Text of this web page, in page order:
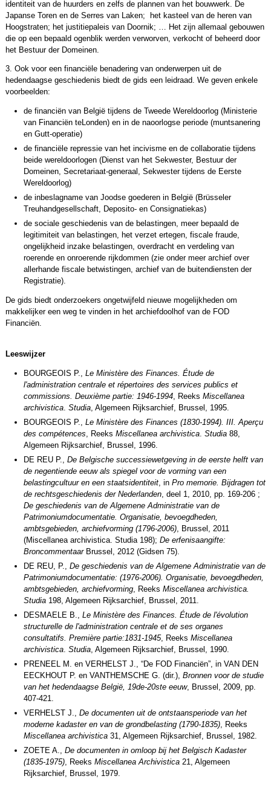
identiteit van de huurders en zelfs de plannen van het bouwwerk. De
Japanse Toren en de Serres van Laken; het kasteel van de heren van
Hoogstraten; het justitiepaleis van Doornik; … Het zijn allemaal gebouwen
die op een bepaald ogenblik werden verworven, verkocht of beheerd door
het Bestuur der Domeinen.
3. Ook voor een financiële benadering van onderwerpen uit de
hedendaagse geschiedenis biedt de gids een leidraad. We geven enkele
voorbeelden:
de financiën van België tijdens de Tweede Wereldoorlog (Ministerie
van Financiën teLonden) en in de naoorlogse periode (muntsanering
en Gutt-operatie)
de financiële repressie van het incivisme en de collaboratie tijdens
beide wereldoorlogen (Dienst van het Sekwester, Bestuur der
Domeinen, Secretariaat-generaal, Sekwester tijdens de Eerste
Wereldoorlog)
de inbeslagname van Joodse goederen in België (Brüsseler
Treuhandgesellschaft, Deposito- en Consignatiekas)
de sociale geschiedenis van de belastingen, meer bepaald de
legitimiteit van belastingen, het verzet ertegen, fiscale fraude,
ongelijkheid inzake belastingen, overdracht en verdeling van
roerende en onroerende rijkdommen (zie onder meer archief over
allerhande fiscale betwistingen, archief van de buitendiensten der
Registratie).
De gids biedt onderzoekers ongetwijfeld nieuwe mogelijkheden om
makkelijker een weg te vinden in het archiefdoolhof van de FOD
Financiën.
Leeswijzer
BOURGEOIS P., Le Ministère des Finances. Étude de
l'administration centrale et répertoires des services publics et
commissions. Deuxième partie: 1946-1994, Reeks Miscellanea
archivistica. Studia, Algemeen Rijksarchief, Brussel, 1995.
BOURGEOIS P., Le Ministère des Finances (1830-1994). III. Aperçu
des compétences , Reeks Miscellanea archivistica. Studia 88,
Algemeen Rijksarchief, Brussel, 1996.
DE REU P., De Belgische successiewetgeving in de eerste helft van
de negentiende eeuw als spiegel voor de vorming van een
belastingcultuur en een staatsidentiteit, in Pro memorie. Bijdragen tot
de rechtsgeschiedenis der Nederlanden, deel 1, 2010, pp. 169-206 ;
De geschiedenis van de Algemene Administratie van de
Patrimoniumdocumentatie. Organisatie, bevoegdheden,
ambtsgebieden, archiefvorming (1796-2006), Brussel, 2011
(Miscellanea archivistica. Studia 198); De erfenisaangifte:
BroncommentaarBrussel, 2012 (Gidsen 75).
DE REU, P., De geschiedenis van de Algemene Administratie van de
Patrimoniumdocumentatie: (1976-2006). Organisatie, bevoegdheden,
ambtsgebieden, archiefvorming, Reeks Miscellanea archivistica.
Studia 198, Algemeen Rijksarchief, Brussel, 2011.
DESMAELE B., Le Ministère des Finances. Étude de l'évolution
structurelle de l'administration centrale et de ses organes
consultatifs. Première partie:1831-1945, Reeks Miscellanea
archivistica. Studia, Algemeen Rijksarchief, Brussel, 1990.
PRENEEL M. en VERHELST J., “De FOD Financiën”, in VAN DEN
EECKHOUT P. en VANTHEMSCHE G. (dir.), Bronnen voor de studie
van het hedendaagse België, 19de-20ste eeuw, Brussel, 2009, pp.
407‑421.
VERHELST J., De documenten uit de ontstaansperiode van het
moderne kadaster en van de grondbelasting (1790-1835), Reeks
Miscellanea archivistica31, Algemeen Rijksarchief, Brussel, 1982.
ZOETE A., De documenten in omloop bij het Belgisch Kadaster
(1835-1975), Reeks Miscellanea Archivistica21, Algemeen
Rijksarchief, Brussel, 1979.